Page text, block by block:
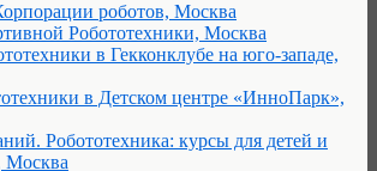
роботов, Москва
Робототехники, Москва
в Гекконклубе на юго-западе,
в Детском центре «ИнноПарк»,
Робототехника: курсы для детей и
Москва